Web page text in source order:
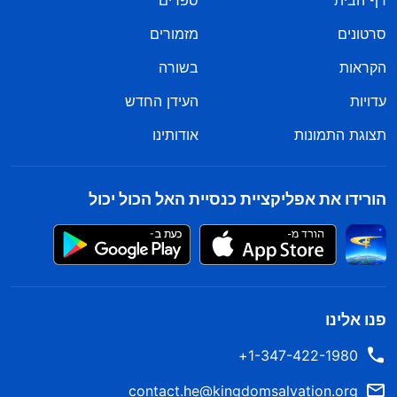
סרטונים
מזמורים
הקראות
בשורה
עדויות
העידן החדש
תצוגת התמונות
אודותינו
הורידו את אפליקציית כנסיית האל הכול יכול
פנו אלינו
1-347-422-1980+
contact.he@kingdomsalvation.org